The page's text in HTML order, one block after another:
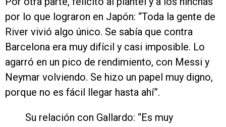
por lo que lograron en Japón: “Toda la gente de
River vivió algo único. Se sabía que contra
Barcelona era muy difícil y casi imposible. Lo
agarró en un pico de rendimiento, con Messi y
Neymar volviendo. Se hizo un papel muy digno,
porque no es fácil llegar hasta ahí”.
Su relación con Gallardo: “Es muy